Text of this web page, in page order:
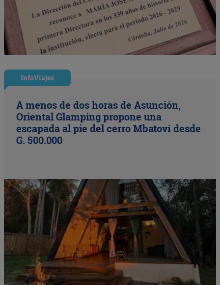
InfoViajes
A menos de dos horas de Asunción,
Oriental Glamping propone una
escapada al pie del cerro Mbatoví desde
G. 500.000